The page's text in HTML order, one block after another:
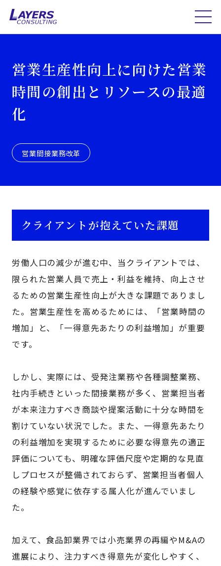
営業生産性向上に向けた営業
時間の創出とリソースの最適
化
営業間接業務改革
クライアントが抱えていた課題
労働人口の減少が進む中、当クライアントでは、
限られた営業人員で売上・利益を維持、向上させ
るための営業生産性向上が大きな課題でありまし
た。営業生産性を高めるためには、「営業時間の
増加」と、「一得意先あたりの利益増加」が重要
です。
しかし、実際には、受発注業務や各種調整業務、
社内手続きといった間接業務が多く、営業担当者
が本来注力すべき商談や提案活動に十分な時間を
割けていない状況でした。また、一得意先あたり
の利益増加を実現するために必要な得意先の適正
評価についても、明確な評価尺度や定期的な見直
しプロセスが整備されておらず、営業担当者個人
の経験や感覚に依存する属人化が進んでいまし
た。
加えて、食品卸業界では小売業界の再編やM&Aの
進展により、注力すべき得意先が変化しやすく、